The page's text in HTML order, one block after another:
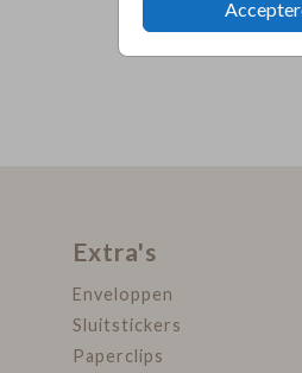
Extra's
Enveloppen
Sluitstickers
Paperclips